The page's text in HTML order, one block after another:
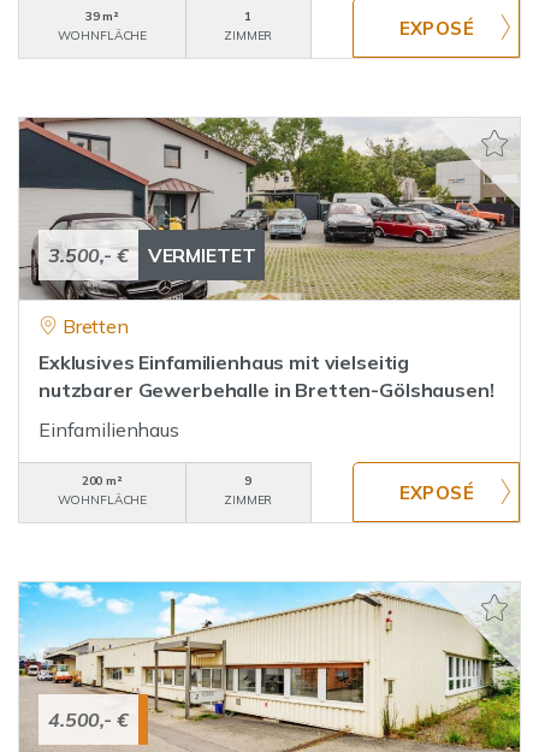
39 m²
WOHNFLÄCHE
1
ZIMMER
3.500,- € VERMIETET
Bretten
Exklusives Einfamilienhaus mit vielseitig
nutzbarer Gewerbehalle in Bretten-Gölshausen!
Einfamilienhaus
200 m²
WOHNFLÄCHE
9
ZIMMER
4.500,- €